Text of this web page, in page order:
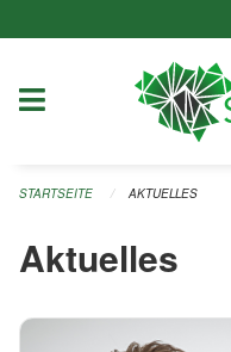
STARTSEITE AKTUELLES
Aktuelles